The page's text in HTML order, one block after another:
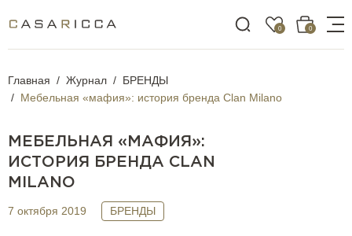
0 0
Главная Журнал
БРЕНДЫ
Мебельная «мафия»: история бренда Clan Milano
МЕБЕЛЬНАЯ «МАФИЯ»:
ИСТОРИЯ БРЕНДА CLAN
MILANO
7 октября 2019 БРЕНДЫ